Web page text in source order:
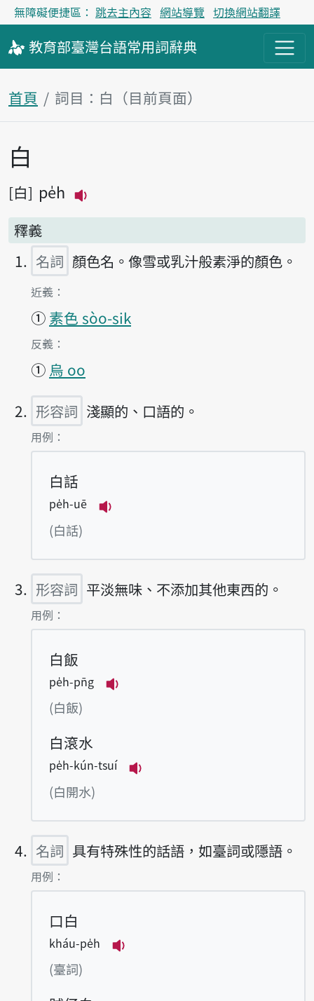
無障礙便捷區： 跳去主內容 網站導覽 切換網站翻譯
教育部臺灣台語常用詞辭典
首頁 詞目：白（目前頁面）
主內容區塊
白
白 pe̍h
釋義
名詞 顏色名。像雪或乳汁般素淨的顏色。
第1項釋義的
近義：
① 素色 sòo-sik
第1項釋義的
反義：
① 烏 oo
形容詞 淺顯的、口語的。
第2項釋義的
用例：
白話
pe̍h-uē
(白話)
形容詞 平淡無味、不添加其他東西的。
第3項釋義的
用例：
白飯
pe̍h-pn̄g
(白飯)
白滾水
pe̍h-kún-tsuí
(白開水)
名詞 具有特殊性的話語，如臺詞或隱語。
第4項釋義的
用例：
口白
kháu-pe̍h
(臺詞)